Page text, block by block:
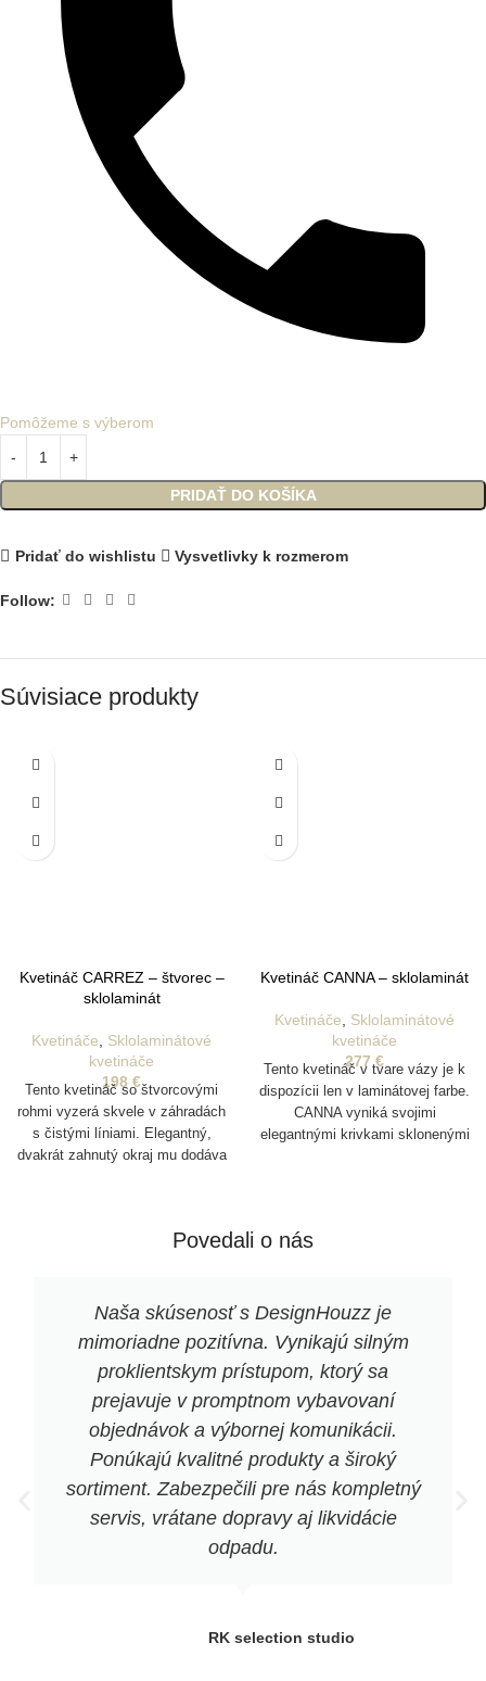
PRIDAŤ DO KOŠÍKA
Pomôžeme s výberom
Pridať do wishlistu Vysvetlivky k rozmerom
Follow:
Súvisiace produkty
Kvetináč CARREZ – štvorec –
sklolaminát
Kvetináče, Sklolaminátové
kvetináče
198 €
Tento kvetináč so štvorcovými
rohmi vyzerá skvele v záhradách
s čistými líniami. Elegantný,
dvakrát zahnutý okraj mu dodáva
Kvetináč CANNA – sklolaminát
Kvetináče, Sklolaminátové
kvetináče
277€
Tento kvetináč v tvare vázy je k
dispozícii len v laminátovej farbe.
CANNA vyniká svojimi
elegantnými krivkami sklonenými
Povedali o nás
Naša skúsenosť s DesignHouzz je
mimoriadne pozitívna. Vynikajú silným
proklientskym prístupom, ktorý sa
prejavuje v promptnom vybavovaní
objednávok a výbornej komunikácii.
Ponúkajú kvalitné produkty a široký
sortiment. Zabezpečili pre nás kompletný
servis, vrátane dopravy aj likvidácie
odpadu.
RK selection studio